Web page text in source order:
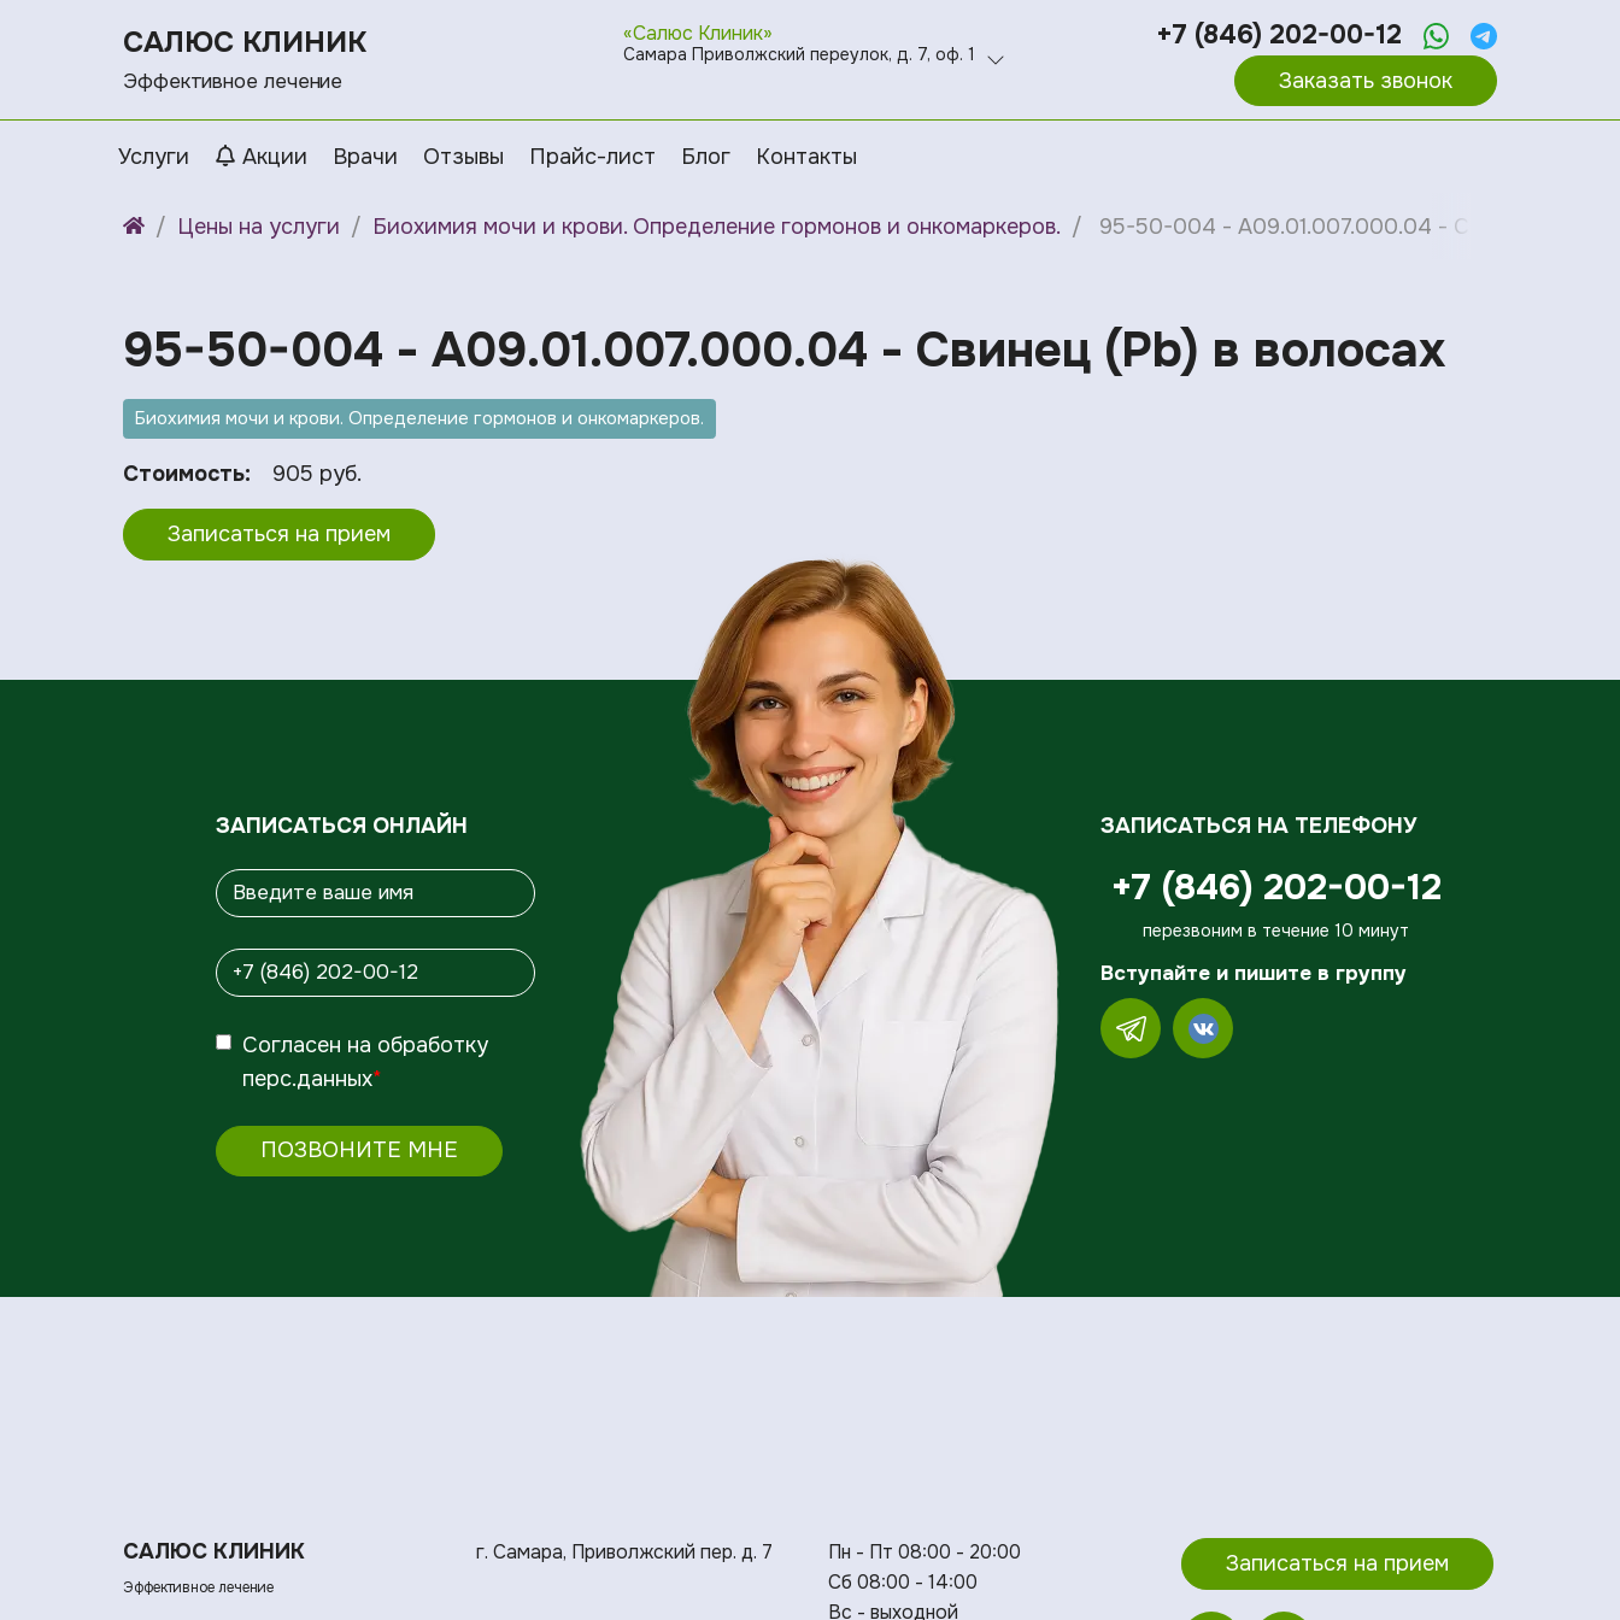
САЛЮС КЛИНИК
Эффективное лечение
«Салюс Клиник»
Самара Приволжский переулок, д. 7, оф. 1
+7 (846) 202-00-12
Заказать звонок
Услуги Акции Врачи Отзывы Прайс-лист Блог Контакты
Цены на услуги Биохимия мочи и крови. Определение гормонов и онкомаркеров. 95-50-004 - A09.01.007.000.04 - Свинец (Pb) в
95-50-004 - A09.01.007.000.04 - Свинец (Pb) в волосах
Биохимия мочи и крови. Определение гормонов и онкомаркеров.
Стоимость: 905 руб.
Записаться на прием
ЗАПИСАТЬСЯ ОНЛАЙН
Согласен на обработку
перс.данных*
ПОЗВОНИТЕ МНЕ
ЗАПИСАТЬСЯ НА ТЕЛЕФОНУ
+7 (846) 202-00-12
перезвоним в течение 10 минут
Вступайте и пишите в группу
САЛЮС КЛИНИК
Эффективное лечение
г. Самара, Приволжский пер. д. 7
Пн - Пт 08:00 - 20:00
Сб 08:00 - 14:00
Вс - выходной
Записаться на прием